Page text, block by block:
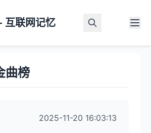
互联网记忆
曲榜
2025-11-20 16:03:13